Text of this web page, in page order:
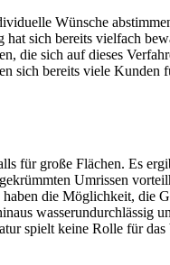
Wünsche
sich bereits vielfach
die sich auf dieses
sich bereits viele Kunden
für große Flächen. Es
Umrissen
die Möglichkeit, die
wasserundurchlässig
spielt keine Rolle für